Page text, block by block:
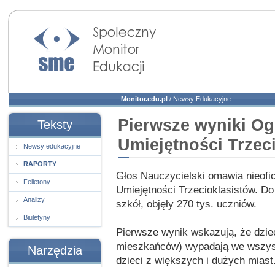
Społeczny Monitor
Edukacji
Monitor.edu.pl / Newsy Edukacyjne
Teksty
Newsy edukacyjne
RAPORTY
Felietony
Analizy
Biuletyny
Narzędzia
Pierwsze wyniki
Umiejętności
Głos Nauczycielski omawia
Umiejętności Trzecioklasistów.
szkół, objęły 270 tys. uczniów.
Pierwsze wynik wskazują, że
mieszkańców) wypadają we
dzieci z większych i dużych